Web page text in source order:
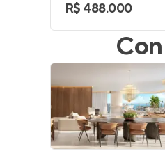
R$ 488.000